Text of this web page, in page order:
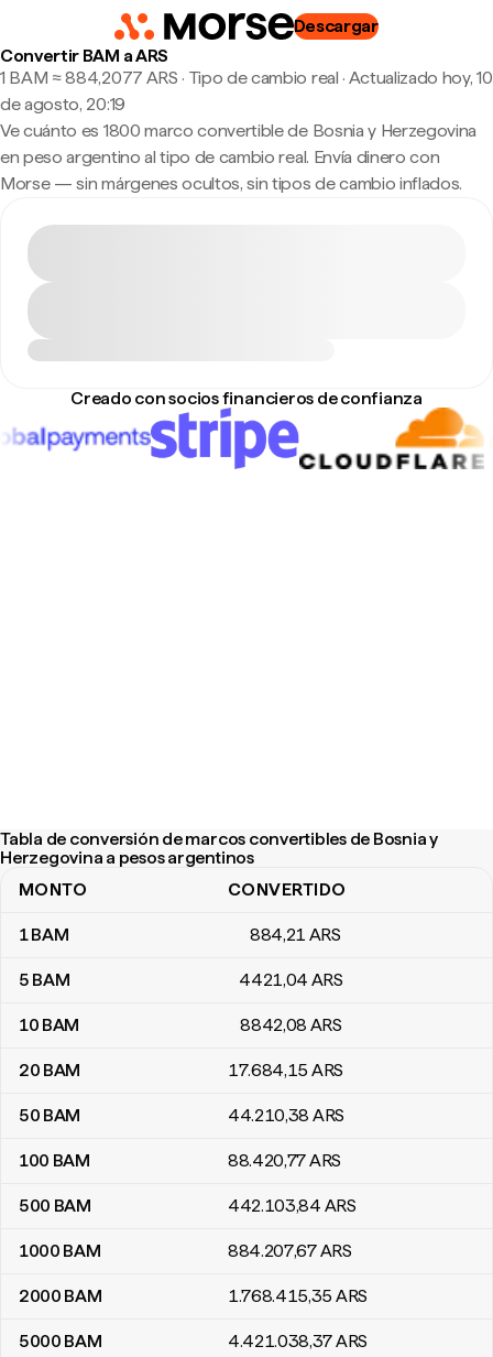
Descargar
Convertir BAM a ARS
1 BAM ≈ 884,2077 ARS · Tipo de cambio real · Actualizado hoy, 10
de agosto, 20:19
Ve cuánto es 1800 marco convertible de Bosnia y Herzegovina
en peso argentino al tipo de cambio real. Envía dinero con
Morse — sin márgenes ocultos, sin tipos de cambio inflados.
Creado con socios financieros de confianza
Tabla de conversión de marcos convertibles de Bosnia y
Herzegovina a pesos argentinos
Tabla de conversión de marcos convertibles de Bosnia y
MONTO CONVERTIDO
1BAM 884,21 ARS
5 BAM 4421,04 ARS
10 BAM 8842,08 ARS
20 BAM 17.684,15 ARS
50 BAM 44.210,38 ARS
100 BAM 88.420,77ARS
500 BAM 442.103,84 ARS
1000 BAM 884.207,67ARS
2000 BAM 1.768.415,35 ARS
5000 BAM 4.421.038,37ARS